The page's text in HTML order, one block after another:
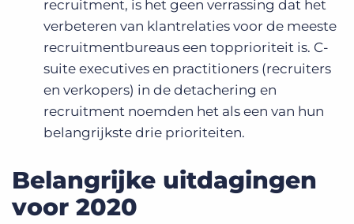
recruitment, is het geen verrassing dat het
verbeteren van klantrelaties voor de meeste
recruitmentbureaus een topprioriteit is. C-
suite executives en practitioners (recruiters
en verkopers) in de detachering en
recruitment noemden het als een van hun
belangrijkste drie prioriteiten.
Belangrijke uitdagingen
voor 2020